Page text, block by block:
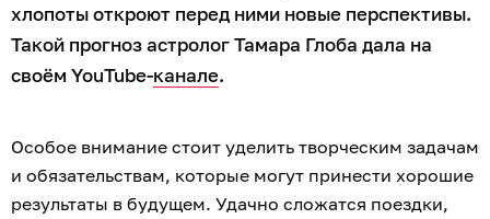
хлопоты откроют перед ними новые перспективы.
Такой прогноз астролог Тамара Глоба дала на
своём YouTube-канале.
Особое внимание стоит уделить творческим задачам
и обязательствам, которые могут принести хорошие
результаты в будущем. Удачно сложатся поездки,